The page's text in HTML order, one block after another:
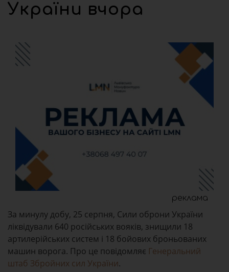
України вчора
реклама
За минулу добу, 25 серпня, Сили оброни України
ліквідували 640 російських вояків, знищили 18
артилерійських систем і 18 бойових броньованих
машин ворога. Про це повідомляє Генеральний
штаб Збройних сил України.